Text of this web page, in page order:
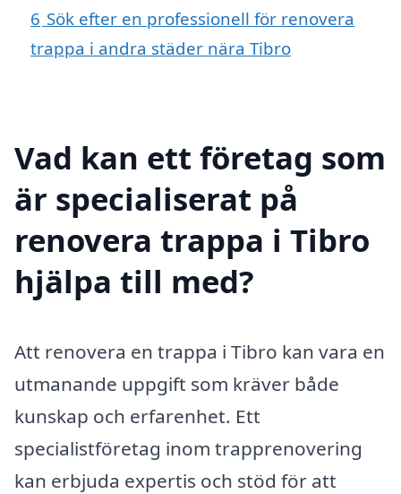
6 Sök efter en professionell för renovera
trappa i andra städer nära Tibro
Vad kan ett företag som
är specialiserat på
renovera trappa i Tibro
hjälpa till med?
Att renovera en trappa i Tibro kan vara en
utmanande uppgift som kräver både
kunskap och erfarenhet. Ett
specialistföretag inom trapprenovering
kan erbjuda expertis och stöd för att